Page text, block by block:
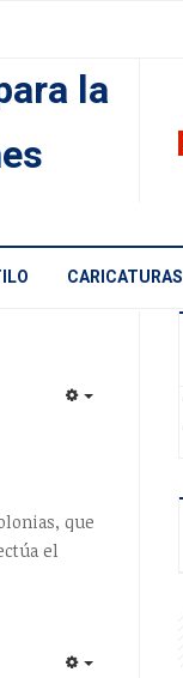
la
CARICATURAS
que
el